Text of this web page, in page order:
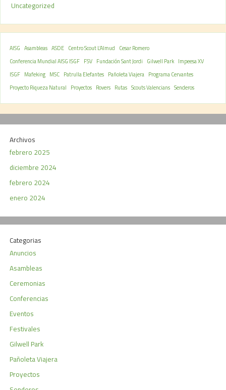
Uncategorized
AISG Asambleas ASDE Centro Scout L’Almud
Cesar Romero
Conferencia Mundial AISG ISGF FSV Fundación Sant Jordi Gilwell Park Impeesa XV
ISGF Mafeking MSC Patrulla Elefantes Pañoleta Viajera Programa Cervantes
Proyecto Riqueza Natural
Proyectos Rovers Rutas Scouts Valencians Senderos
Archivos
febrero 2025
diciembre 2024
febrero 2024
enero 2024
Categorias
Anuncios
Asambleas
Ceremonias
Conferencias
Eventos
Festivales
Gilwell Park
Pañoleta Viajera
Proyectos